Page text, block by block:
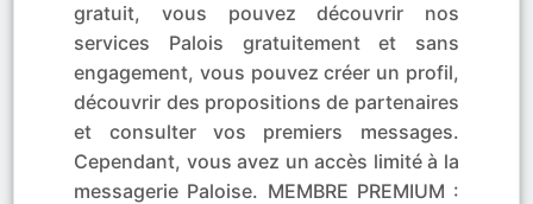
gratuit, vous pouvez découvrir nos
services Palois gratuitement et sans
engagement, vous pouvez créer un profil,
découvrir des propositions de partenaires
et consulter vos premiers messages.
Cependant, vous avez un accès limité à la
messagerie Paloise. MEMBRE PREMIUM :